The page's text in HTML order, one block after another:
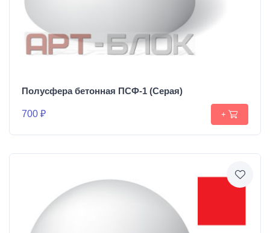
Полусфера бетонная ПСФ-1 (Серая)
700 ₽ +